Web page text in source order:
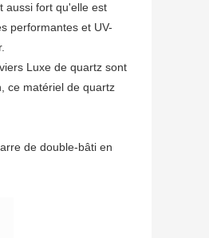
aussi fort qu'elle est
performantes et UV-
Luxe de quartz sont
ce matériel de quartz
de double-bâti en